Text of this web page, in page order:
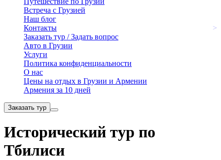
Встреча с Грузией
Наш блог
Контакты
>
Заказать тур / Задать вопрос
Авто в Грузии
Услуги
Политика конфиденциальности
О нас
Цены на отдых в Грузии и Армении
Армения за 10 дней
Заказать тур
Исторический тур по
Тбилиси